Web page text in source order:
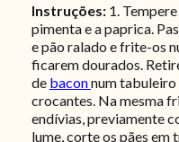
Instruções: 1.
pimenta e a paprica.
e pão ralado e frite-os
ficarem dourados.
de baconnum
crocantes. Na mesma
endívias, previamente
lume, corte os pães em